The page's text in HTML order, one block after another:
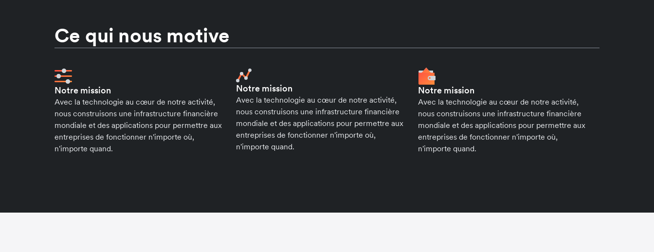
Ce qui nous motive
Notre mission
Avec la technologie au cœur de notre activité,
nous construisons une infrastructure financière
mondiale et des applications pour permettre aux
entreprises de fonctionner n'importe où,
n'importe quand.
Notre mission
Avec la technologie au cœur de notre activité,
nous construisons une infrastructure financière
mondiale et des applications pour permettre aux
entreprises de fonctionner n'importe où,
n'importe quand.
Notre mission
Avec la technologie au cœur de notre activité,
nous construisons une infrastructure financière
mondiale et des applications pour permettre aux
entreprises de fonctionner n'importe où,
n'importe quand.